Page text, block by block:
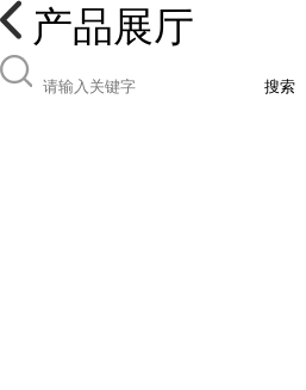
产品展厅
搜索